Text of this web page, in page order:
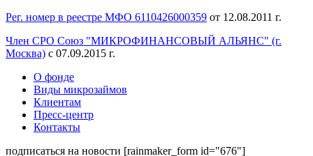
Рег. номер в реестре МФО 6110426000359 от 12.08.2011 г.
Член СРО Союз "МИКРОФИНАНСОВЫЙ АЛЬЯНС" (г.
Москва) с 07.09.2015 г.
О фонде
Виды микрозаймов
Клиентам
Пресс-центр
Контакты
подписаться на новости [rainmaker_form id="676"]